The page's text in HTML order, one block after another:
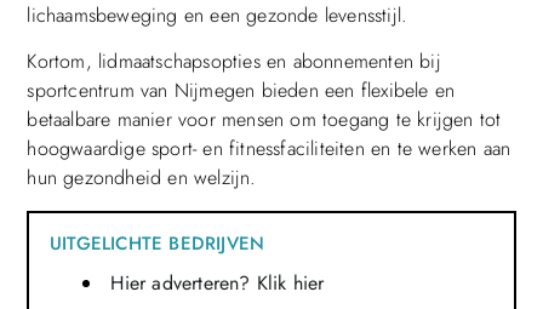
lichaamsbeweging en een gezonde levensstijl.
Kortom, lidmaatschapsopties en abonnementen bij
sportcentrum van Nijmegen bieden een flexibele en
betaalbare manier voor mensen om toegang te krijgen tot
hoogwaardige sport- en fitnessfaciliteiten en te werken aan
hun gezondheid en welzijn.
UITGELICHTE BEDRIJVEN
Hier adverteren? Klik hier